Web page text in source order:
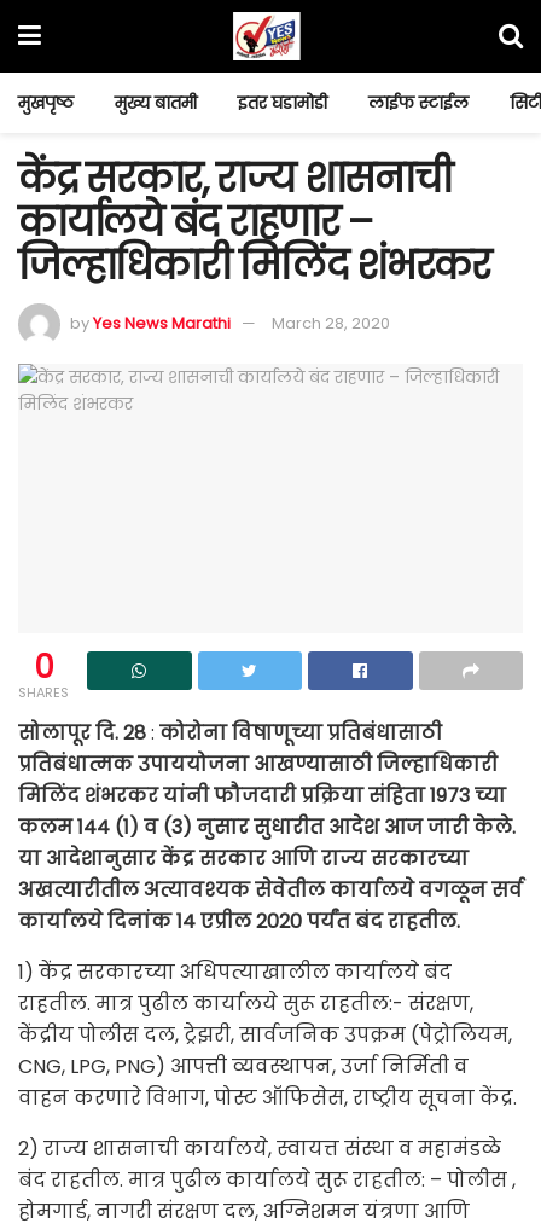
मुखपृष्ठ मुख्य बातमी इतर घडामोडी लाईफ स्टाईल
केंद्र सरकार, राज्य शासनाची
कार्यालये बंद राहणार –
जिल्हाधिकारी मिलिंद शंभरकर
byYes News Marathi March 28, 2020
0
SHARES
सोलापूर दि. 28: कोरोना विषाणूच्या प्रतिबंधासाठी
प्रतिबंधात्मक उपाययोजना आखण्यासाठी जिल्हाधिकारी
मिलिंद शंभरकर यांनी फौजदारी प्रक्रिया संहिता 1973 च्या
कलम 144 (1) व (3) नुसार सुधारीत आदेश आज जारी केले.
या आदेशानुसार केंद्र सरकार आणि राज्य सरकारच्या
अखत्यारीतील अत्यावश्यक सेवेतील कार्यालये वगळून सर्व
कार्यालये दिनांक 14 एप्रील 2020 पर्यंत बंद राहतील.
1) केंद्र सरकारच्या अधिपत्याखालील कार्यालये बंद
राहतील. मात्र पुढील कार्यालये सुरू राहतील:- संरक्षण,
केंद्रीय पोलीस दल, ट्रेझरी, सार्वजनिक उपक्रम (पेट्रोलियम,
CNG, LPG, PNG) आपत्ती व्यवस्थापन, उर्जा निर्मिती व
वाहन करणारे विभाग, पोस्ट ऑफिसेस, राष्ट्रीय सूचना केंद्र.
2) राज्य शासनाची कार्यालये, स्वायत्त संस्था व महामंडळे
बंद राहतील. मात्र पुढील कार्यालये सुरू राहतील: – पोलीस ,
होमगार्ड, नागरी संरक्षण दल, अग्निशमन यंत्रणा आणि